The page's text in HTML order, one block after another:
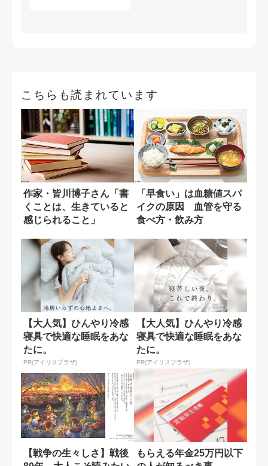
こちらも読まれています
作家・皆川博子さん「書
くことは、生きていると
感じられること」
「早食い」は血糖値スパ
イクの原因 血管を守る
食べ方・飲み方
【大人気】ひんやり冷感
寝具で快適な睡眠をあな
たに。
PR(アイリスプラザ)
【大人気】ひんやり冷感
寝具で快適な睡眠をあな
たに。
PR(アイリスプラザ)
【戦争の生々しさ】戦後
もらえる年金25万円以下